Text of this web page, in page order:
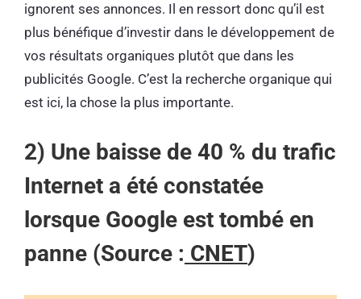
ignorent ses annonces. Il en ressort donc qu’il est
plus bénéfique d’investir dans le développement de
vos résultats organiques plutôt que dans les
publicités Google. C’est la recherche organique qui
est ici, la chose la plus importante.
2) Une baisse de 40 % du trafic
Internet a été constatée
lorsque Google est tombé en
panne (Source : CNET)